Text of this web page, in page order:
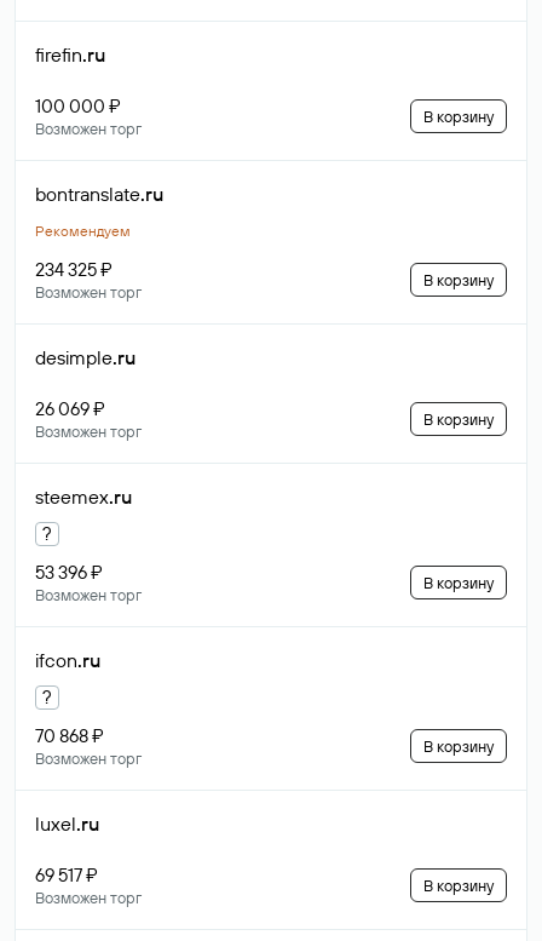
firefin.ru
100 000 ₽
Возможен торг
В корзину
bontranslate.ru
Рекомендуем
234 325 ₽
Возможен торг
В корзину
desimple.ru
26 069 ₽
Возможен торг
В корзину
steemex.ru
?
53 396 ₽
Возможен торг
В корзину
ifcon.ru
?
70 868 ₽
Возможен торг
В корзину
luxel.ru
69 517 ₽
Возможен торг
В корзину